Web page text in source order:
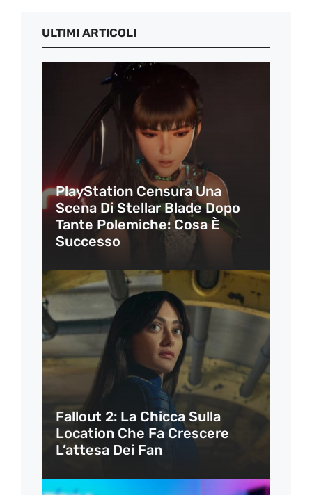
ULTIMI ARTICOLI
PlayStation Censura Una
Scena Di Stellar Blade Dopo
Tante Polemiche: Cosa È
Successo
Fallout 2: La Chicca Sulla
Location Che Fa Crescere
L’attesa Dei Fan